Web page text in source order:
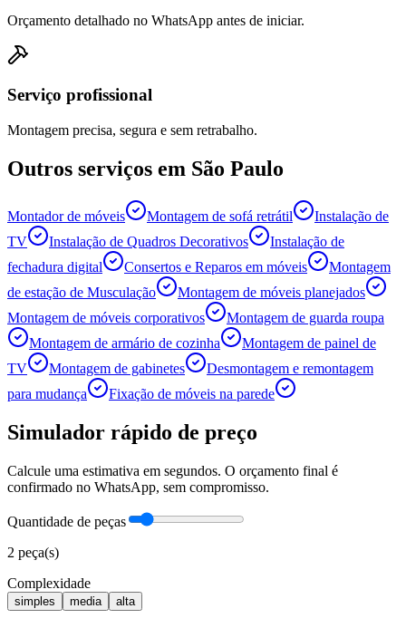
Orçamento detalhado no WhatsApp antes de iniciar.
Serviço profissional
Montagem precisa, segura e sem retrabalho.
Outros serviços em São Paulo
Montador de móveis Montagem de sofá retrátil
Instalação de
TV
Instalação de Quadros Decorativos
Instalação de
fechadura digital
Consertos e Reparos em móveis
Montagem
de estação de Musculação
Montagem de móveis planejados
Montagem de móveis corporativos
Montagem de guarda roupa
Montagem de armário de cozinha
Montagem de painel de
TV
Montagem de gabinetes
Desmontagem e remontagem
para mudança
Fixação de móveis na parede
Simulador rápido de preço
Calcule uma estimativa em segundos. O orçamento final é
confirmado no WhatsApp, sem compromisso.
Quantidade de peças
2 peça(s)
Complexidade
simples media alta